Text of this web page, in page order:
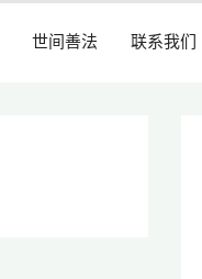
世间善法 联系我们